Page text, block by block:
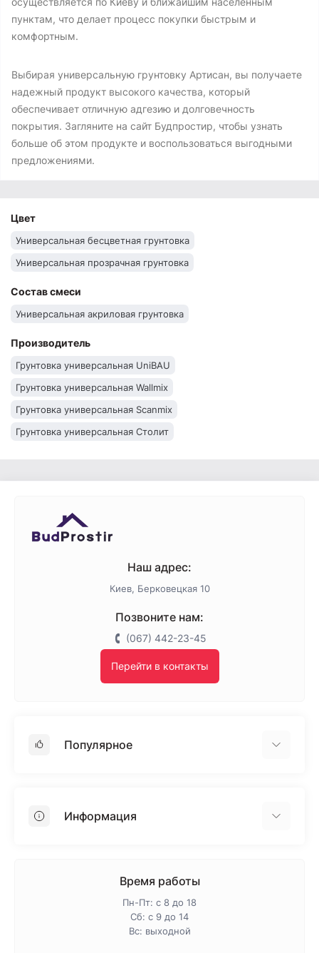
пунктам, что делает процесс покупки быстрым и
комфортным.
Выбирая универсальную грунтовку Артисан, вы получаете
надежный продукт высокого качества, который
обеспечивает отличную адгезию и долговечность
покрытия. Загляните на сайт Будпростир, чтобы узнать
больше об этом продукте и воспользоваться выгодными
предложениями.
Цвет
Универсальная бесцветная грунтовка
Универсальная прозрачная грунтовка
Состав смеси
Универсальная акриловая грунтовка
Производитель
Грунтовка универсальная UniBAU
Грунтовка универсальная Wallmix
Грунтовка универсальная Scanmix
Грунтовка универсальная Столит
Универсальная грунтовка Ceresit
Грунтовка универсальная BudmonsteR
Универсальная грунтовка Baumit
Грунтовка универсальная Anserglob
Наш адрес:
Киев, Берковецкая 10
Позвоните нам:
(067) 442-23-45
Перейти в контакты
Популярное
ПенопластИнформация
Время работы
Пн-Пт: с 8 до 18
Сб: с 9 до 14
Вс: выходной